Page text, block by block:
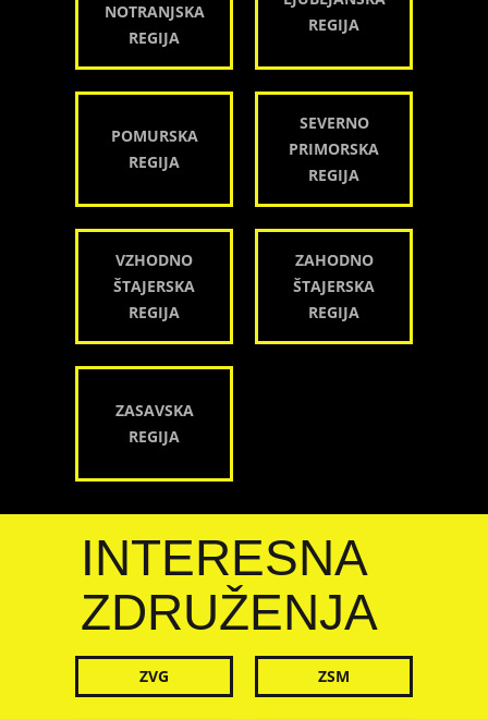
NOTRANJSKA
REGIJA
REGIJA
POMURSKA
REGIJA
SEVERNO
PRIMORSKA
REGIJA
VZHODNO
ŠTAJERSKA
REGIJA
ZAHODNO
ŠTAJERSKA
REGIJA
ZASAVSKA
REGIJA
INTERESNA
ZDRUŽENJA
ZVG ZSM